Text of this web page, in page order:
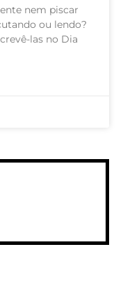
nem piscar
ou lendo?
las no Dia